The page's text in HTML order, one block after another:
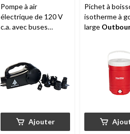
Pompe à air
électrique de 120 V
c.a. avec buses
Ajouter
Pichet à
isotherme à
large